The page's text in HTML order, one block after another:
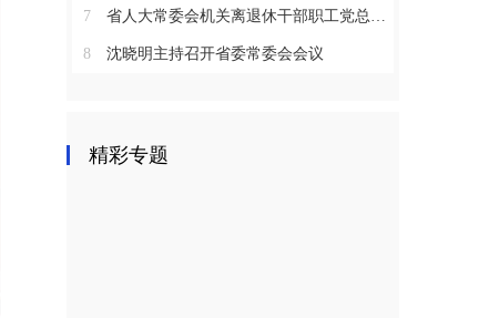
7 省人大常委会机关离退休干部职工党总支召开2025年度总结表彰大会
8 沈晓明主持召开省委常委会会议
精彩专题